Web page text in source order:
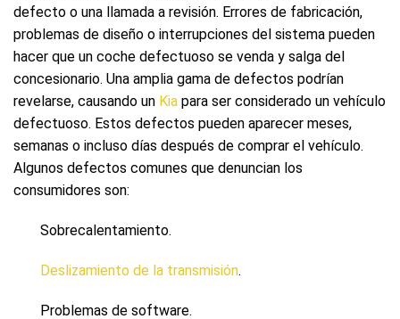
defecto o una llamada a revisión. Errores de fabricación,
problemas de diseño o interrupciones del sistema pueden
hacer que un coche defectuoso se venda y salga del
concesionario. Una amplia gama de defectos podrían
revelarse, causando un Kia para ser considerado un vehículo
defectuoso. Estos defectos pueden aparecer meses,
semanas o incluso días después de comprar el vehículo.
Algunos defectos comunes que denuncian los
consumidores son:
Sobrecalentamiento.
Deslizamiento de la transmisión.
Problemas de software.